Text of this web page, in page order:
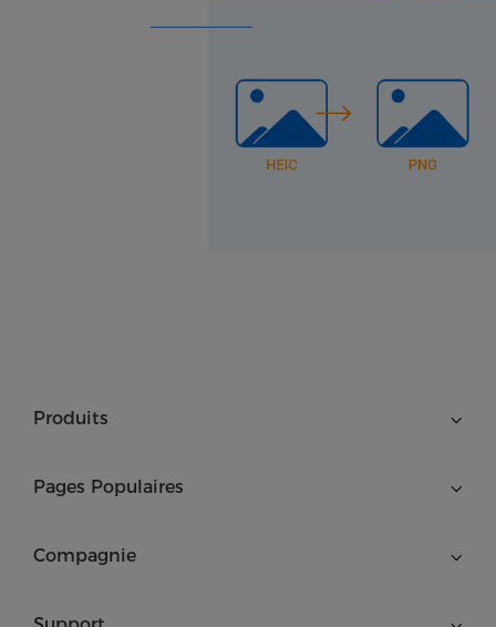
Produits
Pages Populaires
Compagnie